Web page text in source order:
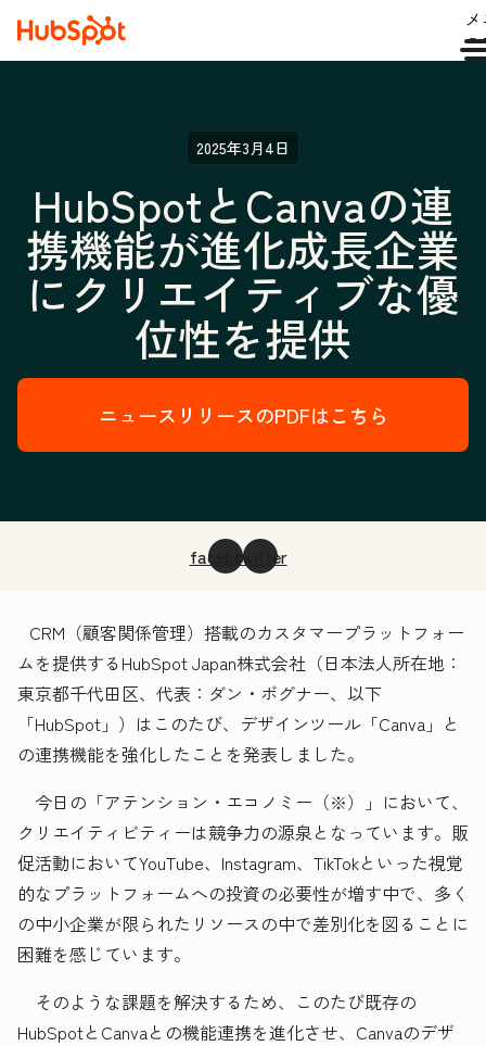
2025年3月4日
HubSpotとCanvaの連
携機能が進化成長企業
にクリエイティブな優
位性を提供
ニュースリリースのPDFはこちら
facebooktwitter
CRM（顧客関係管理）搭載のカスタマープラットフォー
ムを提供するHubSpot Japan株式会社（日本法人所在地：
東京都千代田区、代表：ダン・ボグナー、以下
「HubSpot」）はこのたび、デザインツール「Canva」と
の連携機能を強化したことを発表しました。
今日の「アテンション・エコノミー（※）」において、
クリエイティビティーは競争力の源泉となっています。販
促活動においてYouTube、Instagram、TikTokといった視覚
的なプラットフォームへの投資の必要性が増す中で、多く
の中小企業が限られたリソースの中で差別化を図ることに
困難を感じています。
そのような課題を解決するため、このたび既存の
HubSpotとCanvaとの機能連携を進化させ、Canvaのデザ